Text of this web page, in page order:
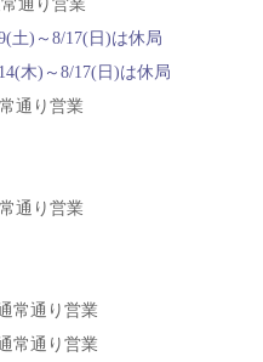
営業
17(日)は休局
木)～8/17(日)は休局
り営業
営業
営業
営業